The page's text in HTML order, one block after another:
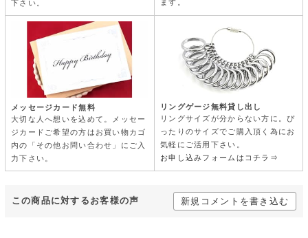
下さい。
ます。
メッセージカード無料
大切な人へ想いを込めて。メッセー
ジカードご希望の方はお買い物カゴ
内の「その他お問い合わせ」にご入
力下さい。
リングゲージ無料貸し出し
リングサイズが分からない方に。ぴ
ったりのサイズでご購入頂く為にお
気軽にご活用下さい。
お申し込みフォームはコチラ⇒
この商品に対するお客様の声 新規コメントを書き込む